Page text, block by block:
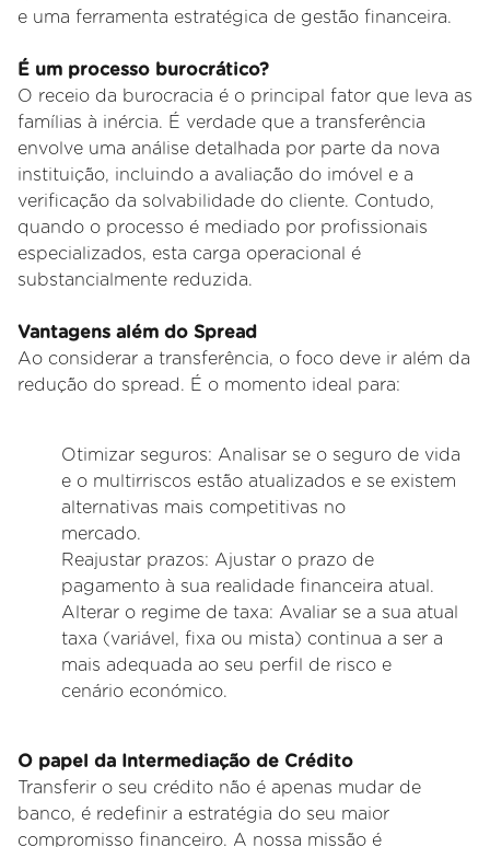
e uma ferramenta estratégica de gestão financeira.
É um processo burocrático?
O receio da burocracia é o principal fator que leva as
famílias à inércia. É verdade que a transferência
envolve uma análise detalhada por parte da nova
instituição, incluindo a avaliação do imóvel e a
verificação da solvabilidade do cliente. Contudo,
quando o processo é mediado por profissionais
especializados, esta carga operacional é
substancialmente reduzida.
Vantagens além do Spread
Ao considerar a transferência, o foco deve ir além da
redução do spread. É o momento ideal para:
Otimizar seguros: Analisar se o seguro de vida
e o multirriscos estão atualizados e se existem
alternativas mais competitivas no
mercado.
Reajustar prazos: Ajustar o prazo de
pagamento à sua realidade financeira atual.
Alterar o regime de taxa: Avaliar se a sua atual
taxa (variável, fixa ou mista) continua a ser a
mais adequada ao seu perfil de risco e
cenário económico.
O papel da Intermediação de Crédito
Transferir o seu crédito não é apenas mudar de
banco, é redefinir a estratégia do seu maior
compromisso financeiro. A nossa missão é